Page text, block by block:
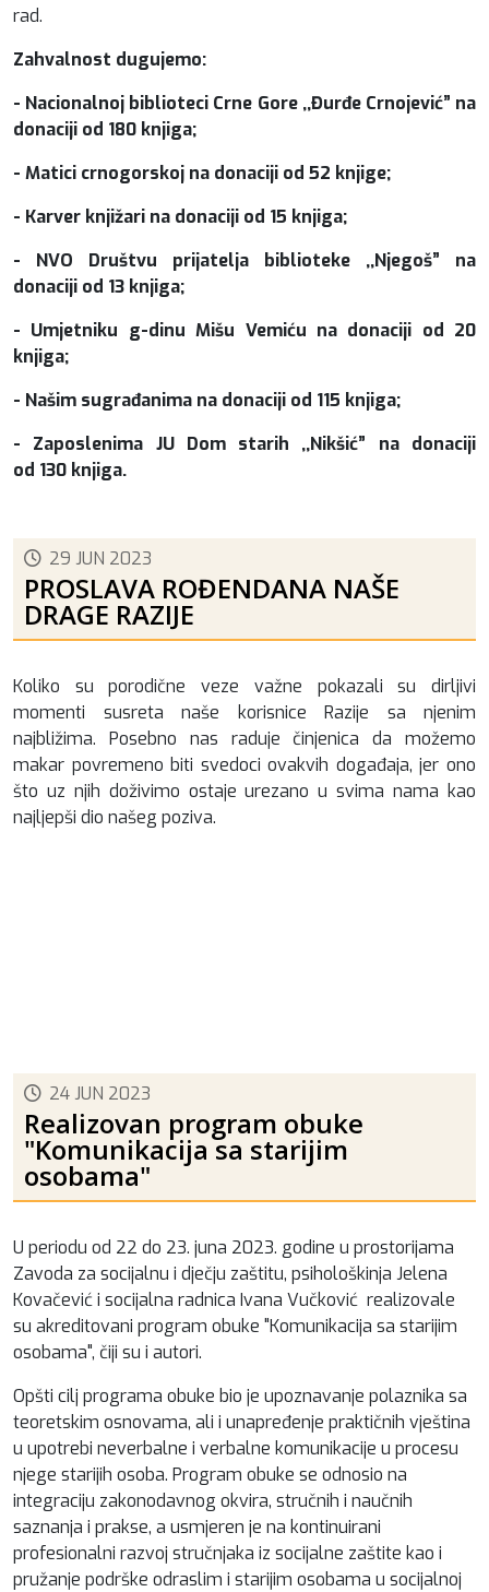
rad.
Zahvalnost dugujemo:
- Nacionalnoj biblioteci Crne Gore ,,Đurđe Crnojević” na
donaciji od 180 knjiga;
- Matici crnogorskoj na donaciji od 52 knjige;
- Karver knjižari na donaciji od 15 knjiga;
- NVO Društvu prijatelja biblioteke ,,Njegoš” na
donaciji od 13 knjiga;
- Umjetniku g-dinu Mišu Vemiću na donaciji od 20
knjiga;
- Našim sugrađanima na donaciji od 115 knjiga;
- Zaposlenima JU Dom starih ,,Nikšić” na donaciji
od 130 knjiga.
29 JUN 2023
PROSLAVA ROĐENDANA NAŠE
DRAGE RAZIJE
Koliko su porodične veze važne pokazali su dirljivi
momenti susreta naše korisnice Razije sa njenim
najbližima. Posebno nas raduje činjenica da možemo
makar povremeno biti svedoci ovakvih događaja, jer ono
što uz njih doživimo ostaje urezano u svima nama kao
najljepši dio našeg poziva.
24 JUN 2023
Realizovan program obuke
"Komunikacija sa starijim
osobama"
U periodu od 22 do 23. juna 2023. godine u prostorijama
Zavoda za socijalnu i dječju zaštitu, psihološkinja Jelena
Kovačević i socijalna radnica Ivana Vučković realizovale
su akreditovani program obuke "Komunikacija sa starijim
osobama", čiji su i autori.
Opšti cilj programa obuke bio je upoznavanje polaznika sa
teoretskim osnovama, ali i unapređenje praktičnih vještina
u upotrebi neverbalne i verbalne komunikacije u procesu
njege starijih osoba. Program obuke se odnosio na
integraciju zakonodavnog okvira, stručnih i naučnih
saznanja i prakse, a usmjeren je na kontinuirani
profesionalni razvoj stručnjaka iz socijalne zaštite kao i
pružanje podrške odraslim i starijim osobama u socijalnoj